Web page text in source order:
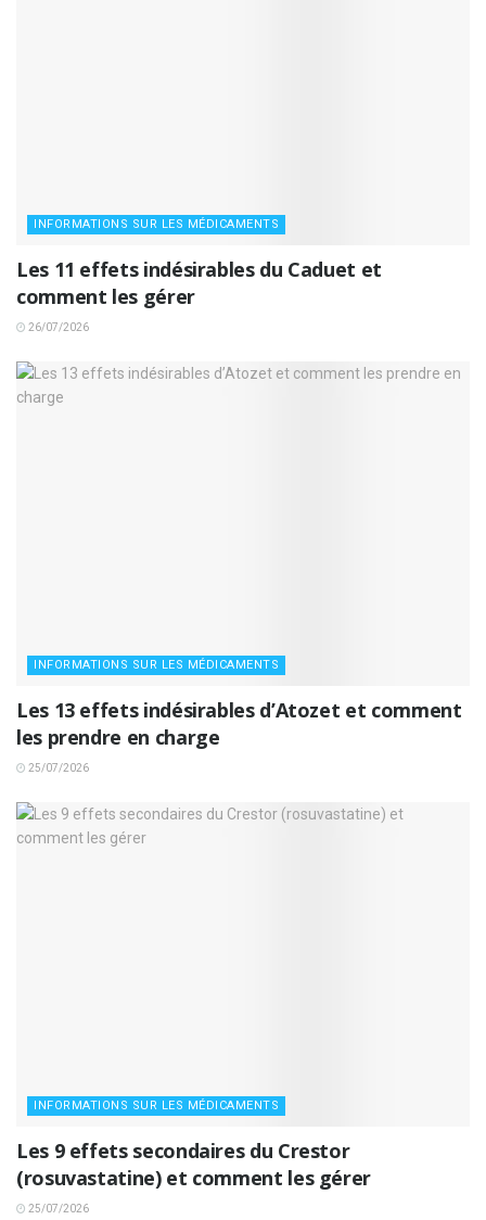
INFORMATIONS SUR LES MÉDICAMENTS
Les 11 effets indésirables du Caduet et
comment les gérer
26/07/2026
INFORMATIONS SUR LES MÉDICAMENTS
Les 13 effets indésirables d’Atozet et comment
les prendre en charge
25/07/2026
INFORMATIONS SUR LES MÉDICAMENTS
Les 9 effets secondaires du Crestor
(rosuvastatine) et comment les gérer
25/07/2026